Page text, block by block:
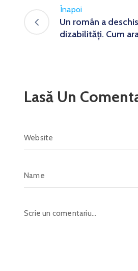
Înapoi
Un român a
dizabilităţi. Cum
Lasă Un